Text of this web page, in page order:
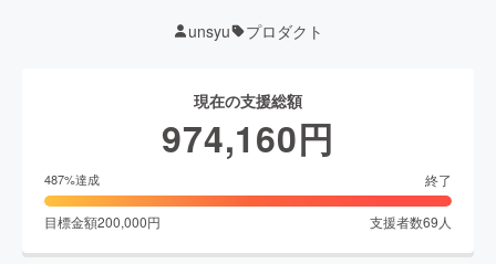
unsyu プロダクト
現在の支援総額
974,160円
487%達成 終了
目標金額200,000円 支援者数69 人